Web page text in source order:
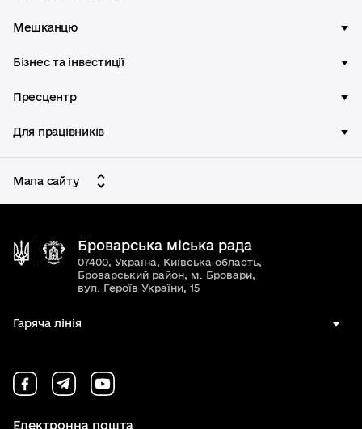
Мешканцю
Бізнес та інвестиції
Пресцентр
Для працівників
Мапа сайту
Броварська міська рада
07400, Україна, Київська область,
Броварський район, м. Бровари,
вул. Героїв України, 15
Гаряча лінія
Електронна пошта